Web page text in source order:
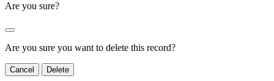
Are you sure?
Are you sure you want to delete this record?
Cancel Delete